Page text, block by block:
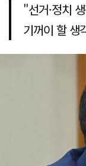
"선거·정치
기꺼이 할 생